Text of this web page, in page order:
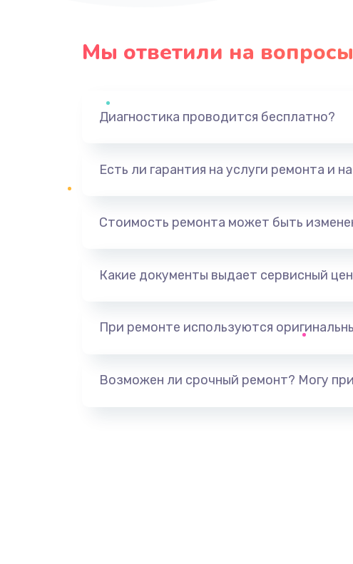
Мы ответили на
Диагностика проводится бесплатно?
Есть ли гарантия на услуги ремонта и
Стоимость ремонта может быть
Какие документы выдает сервисный
При ремонте используются
Возможен ли срочный ремонт? Могу